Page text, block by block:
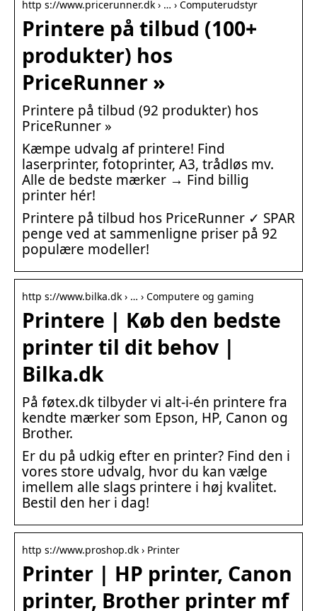
http s://www.pricerunner.dk › … › Computerudstyr
Printere på tilbud (100+
produkter) hos
PriceRunner »
Printere på tilbud (92 produkter) hos
PriceRunner »
Kæmpe udvalg af printere! Find
laserprinter, fotoprinter, A3, trådløs mv.
Alle de bedste mærker → Find billig
printer hér!
Printere på tilbud hos PriceRunner ✓ SPAR
penge ved at sammenligne priser på 92
populære modeller!
http s://www.bilka.dk › … › Computere og gaming
Printere | Køb den bedste
printer til dit behov |
Bilka.dk
På føtex.dk tilbyder vi alt-i-én printere fra
kendte mærker som Epson, HP, Canon og
Brother.
Er du på udkig efter en printer? Find den i
vores store udvalg, hvor du kan vælge
imellem alle slags printere i høj kvalitet.
Bestil den her i dag!
http s://www.proshop.dk › Printer
Printer | HP printer, Canon
printer, Brother printer mf